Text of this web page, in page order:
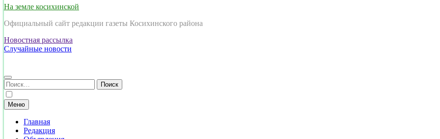
На земле косихинской
Официальный сайт редакции газеты Косихинского района
Новостная рассылка
Случайные новости
Найти:
Меню
Главная
Редакция